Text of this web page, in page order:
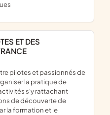
la pratique de
s'y rattachant
de découverte de
la formation et le